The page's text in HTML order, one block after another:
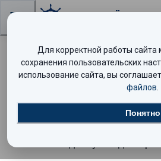
Круиз на
Кучкин"
К сожалению, этот круиз
Для корректной работы
сохранения пользовательских
использование сайта, вы
файлов
Понятно